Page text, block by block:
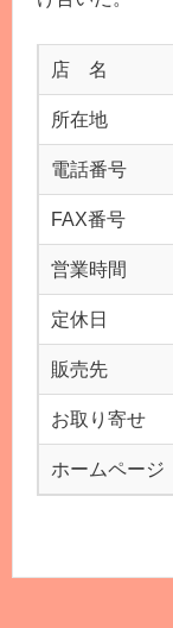
店 名
所在地
電話番号
FAX番号
営業時間
定休日
販売先
お取り寄せ
ホームページ